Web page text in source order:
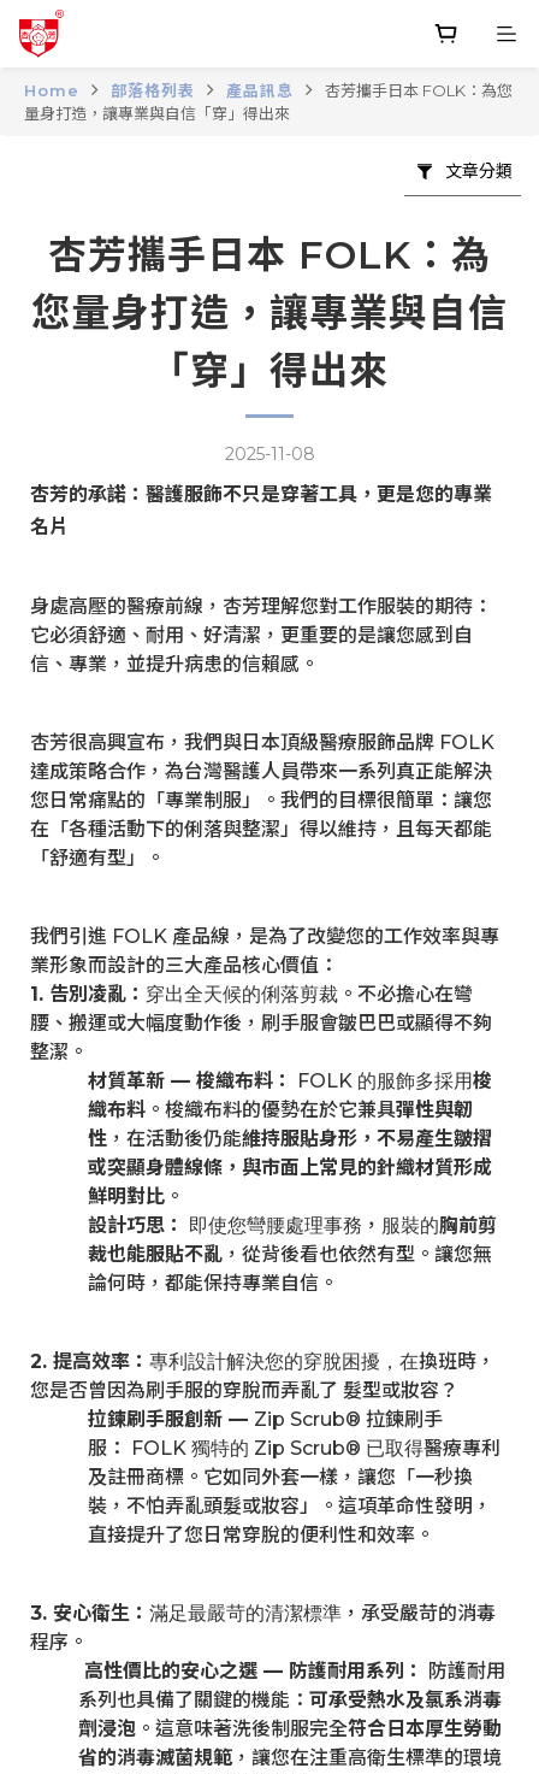
Home 部落格列表 產品訊息
杏芳攜手日本 FOLK：為您
量身打造，讓專業與自信「穿」得出來
文章分類
杏芳攜手日本 FOLK：為
您量身打造，讓專業與自信
「穿」得出來
2025-11-08
杏芳的承諾：醫護服飾不只是穿著工具，更是您的專業
名片
身處高壓的醫療前線，杏芳理解您對工作服裝的期待：
它必須舒適、耐用、好清潔，更重要的是讓您感到自
信、專業，並提升病患的信賴感。
杏芳很高興宣布，我們與日本頂級醫療服飾品牌 FOLK
達成策略合作，為台灣醫護人員帶來一系列真正能解決
您日常痛點的「專業制服」。我們的目標很簡單：讓您
在「各種活動下的俐落與整潔」得以維持，且每天都能
「舒適有型」。
我們引進 FOLK 產品線，是為了改變您的工作效率與專
業形象而設計的三大產品核心價值：
1. 告別凌亂 ： 穿出全天候的俐落剪裁 。不必擔心在彎
腰、搬運或大幅度動作後，刷手服會皺巴巴或顯得不夠
整潔。
材質革新 — 梭織布料：
FOLK 的服飾多採用梭
織布料 。梭織布料的優勢在於它兼具彈性與韌
性 ，在活動後仍能維持服貼身形，不易產生皺摺
或突顯身體線條，與市面上常見的針織材質形成
鮮明對比 。
設計巧思：
即使您彎腰處理事務 ， 服裝的胸前剪
裁也能服貼不亂 ，從背後看也依然有型。讓您無
論何時，都能保持專業自信。
2. 提高效率 ： 專利設計解決您的穿脫困擾，在換班時，
您是否曾因為刷手服的穿脫而弄亂了 髮型或妝容？
拉鍊刷手服創新 — Zip Scrub® 拉鍊刷手
服： FOLK 獨特的 Zip Scrub® 已取得醫療專利
及註冊商標。它如同外套一樣，讓您「一秒換
裝，不怕弄亂頭髮或妝容」。這項革命性發明，
直接提升了您日常穿脫的便利性和效率。
3. 安心衛生 ： 滿足最嚴苛的清潔標準 ，承受嚴苛的消毒
程序。
高性價比的安心之選 — 防護耐用系列：
防護耐用
系列也具備了關鍵的機能： 可承受熱水及氯系消毒
劑浸泡 。這意味著洗後制服完全符合日本厚生勞動
省的消毒滅菌規範 ，讓您在注重高衛生標準的環境